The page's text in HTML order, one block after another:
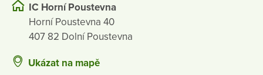
IC Horní Poustevna
Horní Poustevna 40
407 82 Dolní Poustevna
Ukázat na mapě